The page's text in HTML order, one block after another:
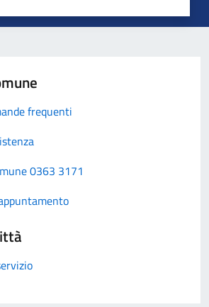
frequenti
0363 3171